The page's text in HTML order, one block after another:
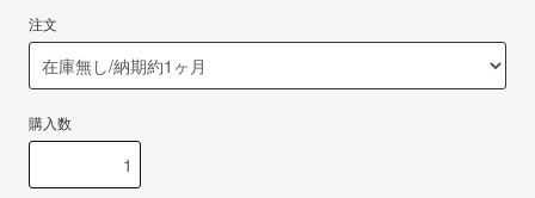
注文
購入数